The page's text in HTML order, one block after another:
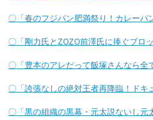
〇「春のフジパン肥満祭り！カレーパ
〇「剛力氏とZOZO前澤氏に捧ぐブロ
〇「豊本のアレだって飯塚さんなら全
〇「誇張なしの絶対王者再降臨！ドキ
〇「黒の組織の黒幕・元太説ないし元